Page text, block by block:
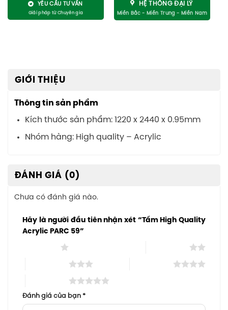
YÊU CẦU TƯ VẤN HỆ THỐNG ĐẠI LÝ
GIỚI THIỆU
Thông tin sản phẩm
Kích thước sản phẩm: 1220 x 2440 x 0.95mm
Nhóm hàng: High quality – Acrylic
ĐÁNH GIÁ (0)
Chưa có đánh giá nào.
Hãy là người đầu tiên nhận xét “Tấm High Quality
Acrylic PARC 59”
Đánh giá của bạn *